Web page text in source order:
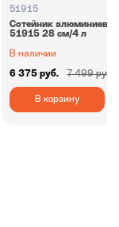
51915
Сотейник
51915 28 см/4 л
В наличии
6 375 руб. 7 499 руб.
В корзину